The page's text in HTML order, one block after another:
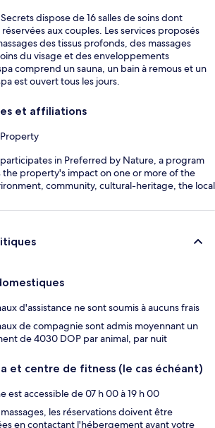
dispose de 16 salles de soins dont
aux couples. Les services proposés
des tissus profonds, des massages
du visage et des enveloppements
comprend un sauna, un bain à remous et un
est ouvert tous les jours.
et affiliations
in Preferred by Nature, a program
the property's impact on one or more of the
community, cultural-heritage, the local
d'assistance ne sont soumis à aucuns frais
de compagnie sont admis moyennant un
de 4030 DOP par animal, par nuit
et centre de fitness (le cas échéant)
est accessible de 07 h 00 à 19 h 00
massages, les réservations doivent être
en contactant l'hébergement avant votre